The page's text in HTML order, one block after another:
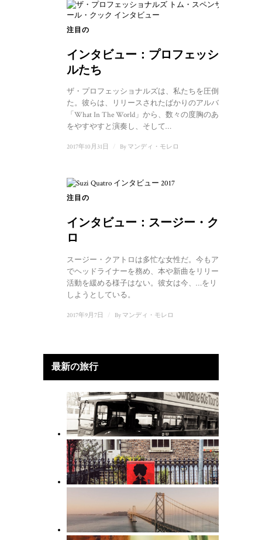
注目の
インタビュー：プロフェッショナ
ルたち
ザ・プロフェッショナルズは、私たちを圧倒しまし
た。彼らは、リリースされたばかりのアルバム
「What In The World」から、数々の度胸のある新曲
をやすやすと演奏し、そして…
2017年10月31日 By マンディ・モレロ
注目の
インタビュー：スージー・クアト
ロ
スージー・クアトロは多忙な女性だ。今もアリーナ
でヘッドライナーを務め、本や新曲をリリースし、
活動を緩める様子はない。彼女は今、…をリリース
しようとしている。
2017年9月7日 By マンディ・モレロ
最新の旅行